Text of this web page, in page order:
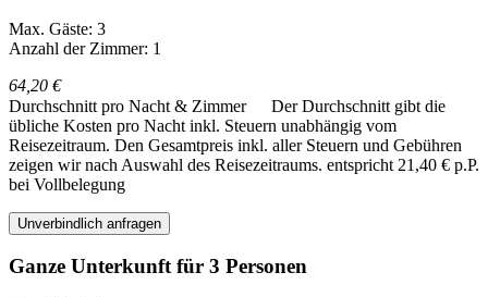
Max. Gäste: 3
Anzahl der Zimmer: 1
64,20 €
Durchschnitt pro Nacht & Zimmer
Der Durchschnitt gibt die
übliche Kosten pro Nacht inkl. Steuern unabhängig vom
Reisezeitraum. Den Gesamtpreis inkl. aller Steuern und Gebühren
zeigen wir nach Auswahl des Reisezeitraums. entspricht 21,40 € p.P.
bei Vollbelegung
Unverbindlich anfragen
Ganze Unterkunft für 3 Personen